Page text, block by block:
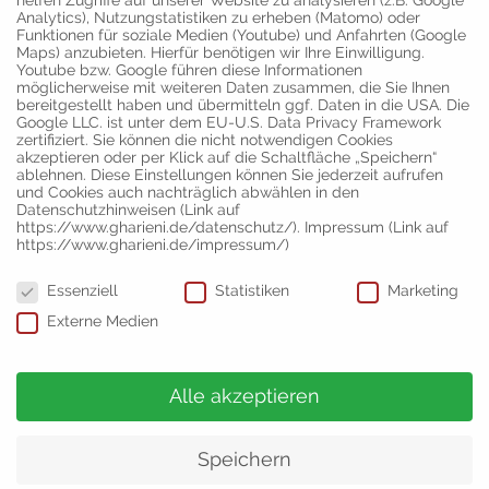
Analytics), Nutzungstatistiken zu erheben (Matomo) oder
Funktionen für soziale Medien (Youtube) und Anfahrten (Google
Maps) anzubieten. Hierfür benötigen wir Ihre Einwilligung.
Youtube bzw. Google führen diese Informationen
möglicherweise mit weiteren Daten zusammen, die Sie Ihnen
bereitgestellt haben und übermitteln ggf. Daten in die USA. Die
Google LLC. ist unter dem EU-U.S. Data Privacy Framework
zertifiziert. Sie können die nicht notwendigen Cookies
akzeptieren oder per Klick auf die Schaltfläche „Speichern“
ablehnen. Diese Einstellungen können Sie jederzeit aufrufen
und Cookies auch nachträglich abwählen in den
Datenschutzhinweisen (Link auf
https://www.gharieni.de/datenschutz/). Impressum (Link auf
https://www.gharieni.de/impressum/)
Essenziell
Statistiken
Marketing
Externe Medien
Alle akzeptieren
Speichern